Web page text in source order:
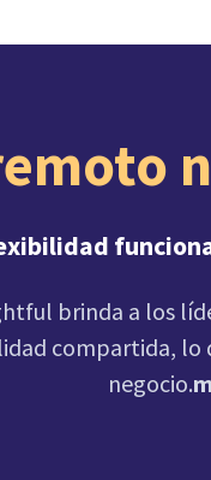
brinda a los
compartida, lo
negocio.